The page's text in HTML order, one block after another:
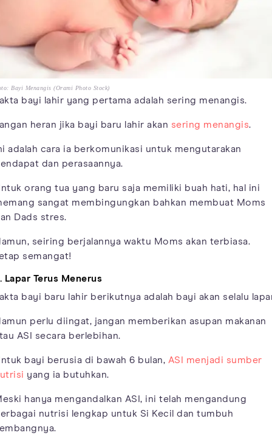
Bayi Menangis (Orami Photo Stock)
bayi lahir yang pertama adalah sering menangis.
heran jika bayi baru lahir akan sering menangis.
adalah cara ia berkomunikasi untuk mengutarakan
dan perasaannya.
orang tua yang baru saja memiliki buah hati, hal ini
sangat membingungkan bahkan membuat Moms
Dads stres.
seiring berjalannya waktu Moms akan terbiasa.
semangat!
Lapar Terus Menerus
bayi baru lahir berikutnya adalah bayi akan selalu
perlu diingat, jangan memberikan asupan makanan
ASI secara berlebihan.
bayi berusia di bawah 6 bulan, ASI menjadi sumber
yang ia butuhkan.
hanya mengandalkan ASI, ini telah mengandung
nutrisi lengkap untuk Si Kecil dan tumbuh